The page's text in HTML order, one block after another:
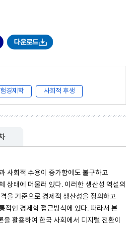
다운로드
경제학 사회적 후생
사회적 수용이 증가함에도 불구하고
상태에 머물러 있다. 이러한 생산성 역설의
을 기준으로 경제적 생산성을 정의하고
적인 경제학 접근방식에 있다. 따라서 본
을 활용하여 한국 사회에서 디지털 전환이